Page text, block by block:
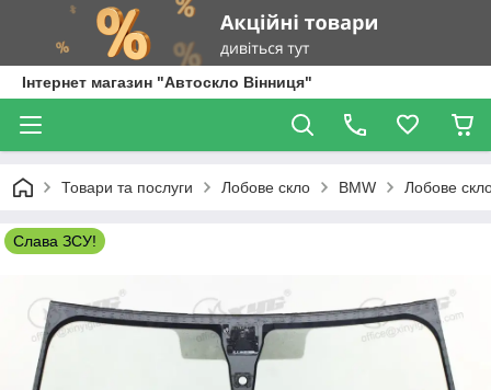
Інтернет магазин "Автоскло Вінниця"
Товари та послуги Лобове скло BMW Лобове
Слава ЗСУ!